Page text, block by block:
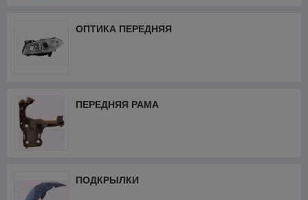
ОПТИКА ПЕРЕДНЯЯ
ПЕРЕДНЯЯ РАМА
ПОДКРЫЛКИ